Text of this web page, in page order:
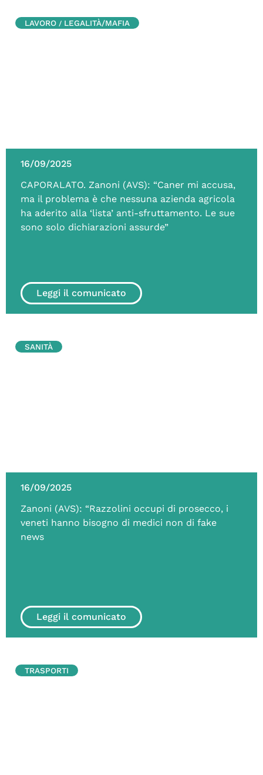
16/09/2025
CAPORALATO. Zanoni (AVS): “Caner mi accusa,
ma il problema è che nessuna azienda agricola
ha aderito alla ‘lista’ anti-sfruttamento. Le sue
sono solo dichiarazioni assurde”
Leggi il comunicato
LAVORO / LEGALITÀ/MAFIA
16/09/2025
Zanoni (AVS): “Razzolini occupi di prosecco, i
veneti hanno bisogno di medici non di fake
news
Leggi il comunicato
SANITÀ
TRASPORTI